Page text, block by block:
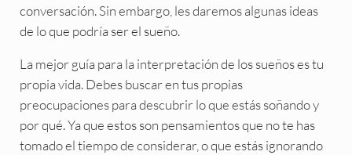
conversación. Sin embargo, les daremos algunas ideas
de lo que podría ser el sueño.
La mejor guía para la interpretación de los sueños es tu
propia vida. Debes buscar en tus propias
preocupaciones para descubrir lo que estás soñando y
por qué. Ya que estos son pensamientos que no te has
tomado el tiempo de considerar, o que estás ignorando